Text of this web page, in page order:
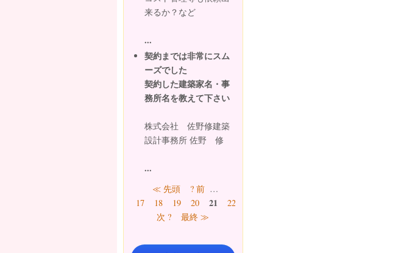
来るか？など
...
契約までは非常にスム
ーズでした
契約した建築家名・事
務所名を教えて下さい
株式会社 佐野修建築
設計事務所 佐野 修
...
ページ≪ 先頭 ? 前 …
17
18 19 20 21 22
次 ?
最終 ≫